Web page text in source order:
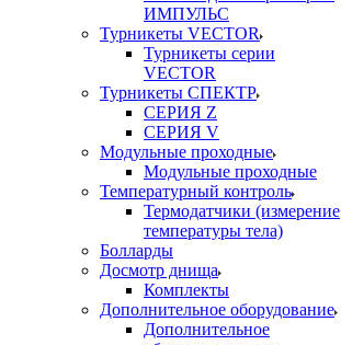
ИМПУЛЬС
Турникеты VECTOR
Турникеты серии
VECTOR
Турникеты СПЕКТР
СЕРИЯ Z
СЕРИЯ V
Модульные проходные
Модульные проходные
Температурный контроль
Термодатчики (измерение
температуры тела)
Болларды
Досмотр днища
Комплекты
Дополнительное оборудование
Дополнительное